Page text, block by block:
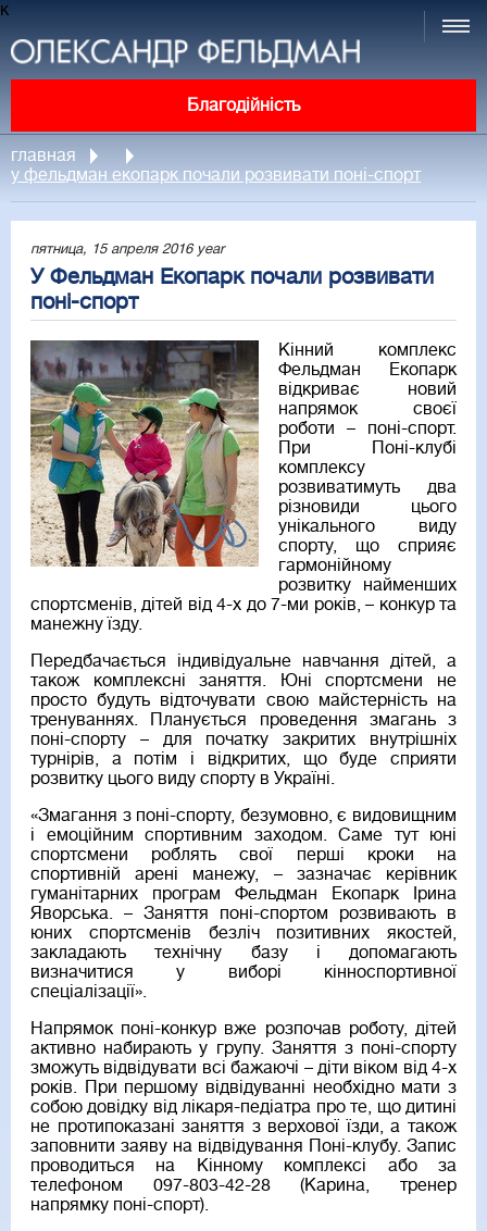
к
Благодійність
главная
у фельдман екопарк почали розвивати поні-спорт
пятница, 15 апреля 2016 year
У Фельдман Екопарк почали розвивати
поні-спорт
Кінний комплекс
Фельдман Екопарк
відкриває новий
напрямок своєї
роботи – поні-спорт.
При Поні-клубі
комплексу
розвиватимуть два
різновиди цього
унікального виду
спорту, що сприяє
гармонійному
розвитку найменших
спортсменів, дітей від 4-х до 7-ми років, – конкур та
манежну їзду.
Передбачається індивідуальне навчання дітей, а
також комплексні заняття. Юні спортсмени не
просто будуть відточувати свою майстерність на
тренуваннях. Планується проведення змагань з
поні-спорту – для початку закритих внутрішніх
турнірів, а потім і відкритих, що буде сприяти
розвитку цього виду спорту в Україні.
«Змагання з поні-спорту, безумовно, є видовищним
і емоційним спортивним заходом. Саме тут юні
спортсмени роблять свої перші кроки на
спортивній арені манежу, – зазначає керівник
гуманітарних програм Фельдман Екопарк Ірина
Яворська. – Заняття поні-спортом розвивають в
юних спортсменів безліч позитивних якостей,
закладають технічну базу і допомагають
визначитися у виборі кінноспортивної
спеціалізації».
Напрямок поні-конкур вже розпочав роботу, дітей
активно набирають у групу. Заняття з поні-спорту
зможуть відвідувати всі бажаючі – діти віком від 4-х
років. При першому відвідуванні необхідно мати з
собою довідку від лікаря-педіатра про те, що дитині
не протипоказані заняття з верхової їзди, а також
заповнити заяву на відвідування Поні-клубу. Запис
проводиться на Кінному комплексі або за
телефоном 097-803-42-28 (Карина, тренер
напрямку поні-спорт).